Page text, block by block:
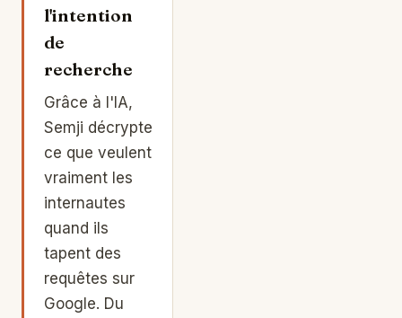
l'intention
de
recherche
Grâce à l'IA,
Semji décrypte
ce que veulent
vraiment les
internautes
quand ils
tapent des
requêtes sur
Google. Du